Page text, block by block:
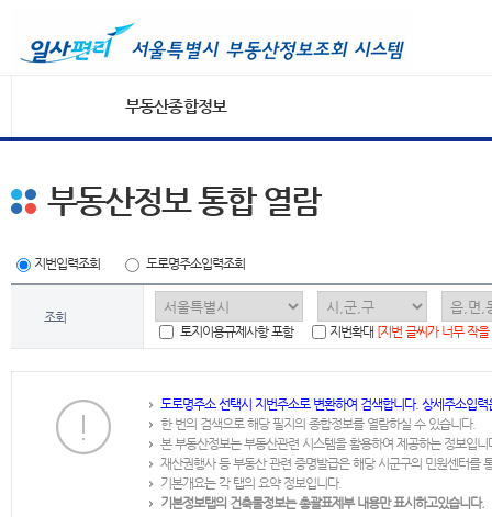
부동산종합정보
부동산정보 통합 열람
지번입력조회 도로명주소입력조회
조회
토지이용규제사항 포함
지번확대 [지번 글씨가 너무 작
도로명주소 선택시 지번주소로 변환하여 검색합니다. 상세주소입
한 번의 검색으로 해당 필지의 종합정보를 열람하실 수 있습니다.
본 부동산정보는 부동산관련 시스템을 활용하여 제공하는 정보입니
재산권행사 등 부동산 관련 증명발급은 해당 시군구의 민원센터를
기본개요는 각 탭의 요약 정보입니다.
기본정보탭의 건축물정보는 총괄표제부 내용만 표시하고있습니다.